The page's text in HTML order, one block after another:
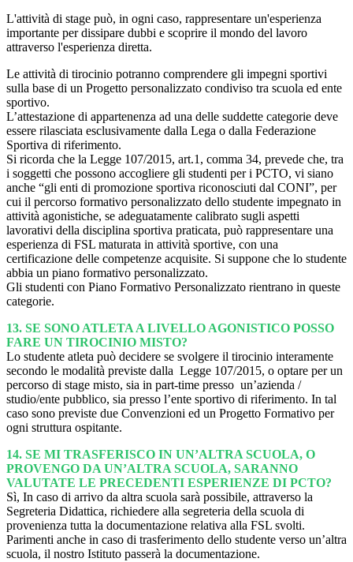
L'attività di stage può, in ogni caso, rappresentare un'esperienza
importante per dissipare dubbi e scoprire il mondo del lavoro
attraverso l'esperienza diretta.
Le attività di tirocinio potranno comprendere gli impegni sportivi
sulla base di un Progetto personalizzato condiviso tra scuola ed ente
sportivo.
L’attestazione di appartenenza ad una delle suddette categorie deve
essere rilasciata esclusivamente dalla Lega o dalla Federazione
Sportiva di riferimento.
Si ricorda che la Legge 107/2015, art.1, comma 34, prevede che, tra
i soggetti che possono accogliere gli studenti per i PCTO, vi siano
anche “gli enti di promozione sportiva riconosciuti dal CONI”, per
cui il percorso formativo personalizzato dello studente impegnato in
attività agonistiche, se adeguatamente calibrato sugli aspetti
lavorativi della disciplina sportiva praticata, può rappresentare una
esperienza di FSL maturata in attività sportive, con una
certificazione delle competenze acquisite. Si suppone che lo studente
abbia un piano formativo personalizzato.
Gli studenti con Piano Formativo Personalizzato rientrano in queste
categorie.
13. SE SONO ATLETA A LIVELLO AGONISTICO POSSO
FARE UN TIROCINIO MISTO?
Lo studente atleta può decidere se svolgere il tirocinio interamente
secondo le modalità previste dalla Legge 107/2015, o optare per un
percorso di stage misto, sia in part-time presso un’azienda /
studio/ente pubblico, sia presso l’ente sportivo di riferimento. In tal
caso sono previste due Convenzioni ed un Progetto Formativo per
ogni struttura ospitante.
14. SE MI TRASFERISCO IN UN’ALTRA SCUOLA, O
PROVENGO DA UN’ALTRA SCUOLA, SARANNO
VALUTATE LE PRECEDENTI ESPERIENZE DI PCTO?
Sì, In caso di arrivo da altra scuola sarà possibile, attraverso la
Segreteria Didattica, richiedere alla segreteria della scuola di
provenienza tutta la documentazione relativa alla FSL svolti.
Parimenti anche in caso di trasferimento dello studente verso un’altra
scuola, il nostro Istituto passerà la documentazione.